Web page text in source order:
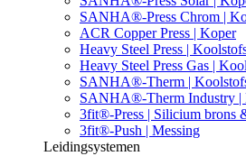
SANHA®-Press Chrom |
ACR Copper Press | Koper
Heavy Steel Press |
Heavy Steel Press Gas |
SANHA®-Therm |
SANHA®-Therm Industry |
3fit®-Press | Silicium brons
3fit®-Push | Messing
Leidingsystemen